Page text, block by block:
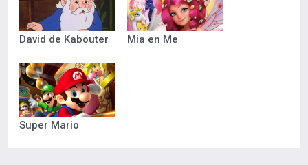
David de Kabouter Mia en Me
Super Mario